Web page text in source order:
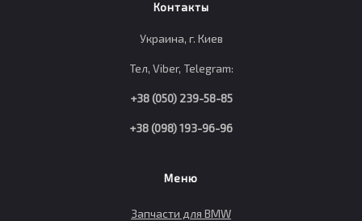
Контакты
Украина, г. Киев
Тел, Viber, Telegram:
+38 (050) 239-58-85
+38 (098) 193-96-96
Меню
Запчасти для BMW